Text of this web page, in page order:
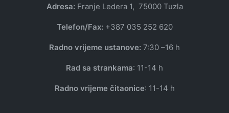
Adresa: Franje Ledera 1, 75000 Tuzla
Telefon/Fax: +387 035 252 620
Radno vrijeme ustanove: 7:30 –16 h
Rad sa strankama: 11-14 h
Radno vrijeme čitaonice: 11-14 h